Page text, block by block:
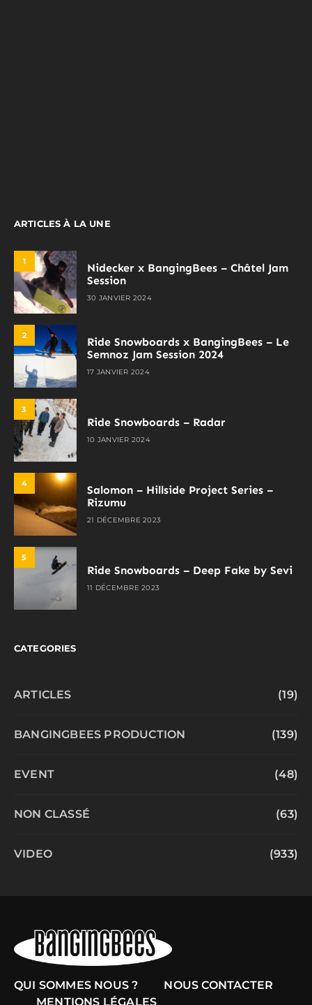
ARTICLES À LA UNE
1
Nidecker x BangingBees – Châtel Jam
Session
30 JANVIER 2024
2
Ride Snowboards x BangingBees – Le
Semnoz Jam Session 2024
17 JANVIER 2024
3
Ride Snowboards – Radar
10 JANVIER 2024
4
Salomon – Hillside Project Series –
Rizumu
21 DÉCEMBRE 2023
5
Ride Snowboards – Deep Fake by Sevi
11 DÉCEMBRE 2023
CATEGORIES
ARTICLES (19)
BANGINGBEES PRODUCTION (139)
EVENT (48)
NON CLASSÉ (63)
VIDEO (933)
QUI SOMMES NOUS ?
NOUS CONTACTER
MENTIONS LÉGALES